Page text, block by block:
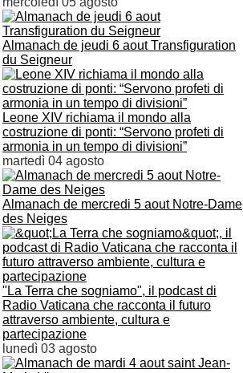
Almanach de jeudi 6 aout Transfiguration
du Seigneur
Leone XIV richiama il mondo alla
costruzione di ponti: “Servono profeti di
armonia in un tempo di divisioni”
martedì 04 agosto
Almanach de mercredi 5 aout Notre-Dame
des Neiges
"La Terra che sogniamo", il podcast di
Radio Vaticana che racconta il futuro
attraverso ambiente, cultura e
partecipazione
lunedì 03 agosto